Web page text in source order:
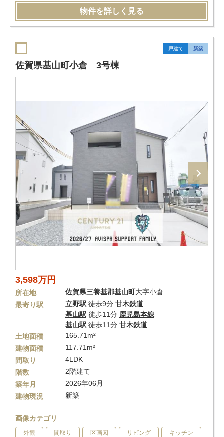
物件を詳しく見る
戸建て 新築
佐賀県基山町小倉 3号棟
3,598万円
所在地 佐賀県三養基郡基山町大字小倉
最寄り駅
立野駅 徒歩9分 甘木鉄道
基山駅 徒歩11分 鹿児島本線
基山駅 徒歩11分 甘木鉄道
土地面積
165.71m²
建物面積
117.71m²
間取り
4LDK
階数
2階建て
築年月
2026年06月
建物現況
新築
画像カテゴリ
外観 間取り 区画図 リビング キッチン